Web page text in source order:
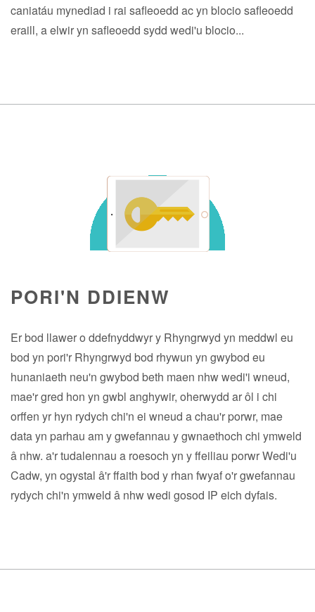
caniatáu mynediad i rai safleoedd ac yn blocio safleoedd
eraill, a elwir yn safleoedd sydd wedi'u blocio...
PORI'N DDIENW
Er bod llawer o ddefnyddwyr y Rhyngrwyd yn meddwl eu
bod yn pori'r Rhyngrwyd bod rhywun yn gwybod eu
hunaniaeth neu'n gwybod beth maen nhw wedi'i wneud,
mae'r gred hon yn gwbl anghywir, oherwydd ar ôl i chi
orffen yr hyn rydych chi'n ei wneud a chau'r porwr, mae
data yn parhau am y gwefannau y gwnaethoch chi ymweld
â nhw. a'r tudalennau a roesoch yn y ffeiliau porwr Wedi'u
Cadw, yn ogystal â'r ffaith bod y rhan fwyaf o'r gwefannau
rydych chi'n ymweld â nhw wedi gosod IP eich dyfais.